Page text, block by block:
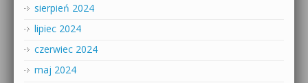
sierpień 2024
lipiec 2024
czerwiec 2024
maj 2024